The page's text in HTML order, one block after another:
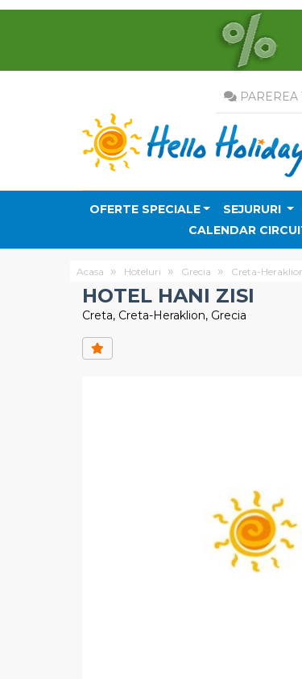
OFERTE SPECIALE SEJURURI
CALENDAR
Acasa Hoteluri Grecia Creta-
HOTEL HANI ZISI
Creta, Creta-Heraklion, Grecia